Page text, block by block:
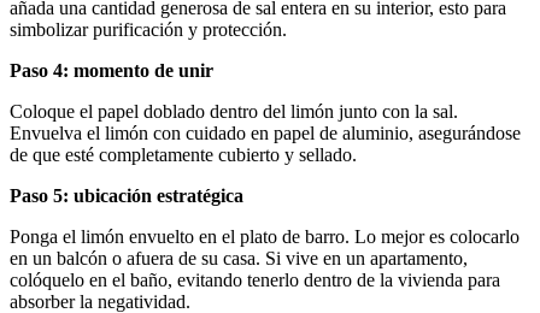
añada una cantidad generosa de sal entera en su interior, esto para
simbolizar purificación y protección.
Paso 4: momento de unir
Coloque el papel doblado dentro del limón junto con la sal.
Envuelva el limón con cuidado en papel de aluminio, asegurándose
de que esté completamente cubierto y sellado.
Paso 5: ubicación estratégica
Ponga el limón envuelto en el plato de barro. Lo mejor es colocarlo
en un balcón o afuera de su casa. Si vive en un apartamento,
colóquelo en el baño, evitando tenerlo dentro de la vivienda para
absorber la negatividad.